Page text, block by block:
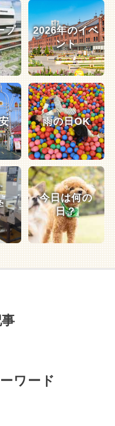
プ
2026年のイベ
ント
雨の日OK
今日は何の
日？
ワード